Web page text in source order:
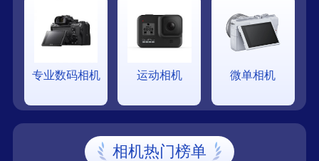
专业数码相机 运动相机 微单相机
相机热门榜单